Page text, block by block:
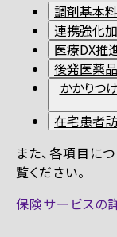
調剤基本料
連携強化
医療DX推
後発医薬
かかりつ
在宅患者
また、各項目に
覧ください。
保険サービスの